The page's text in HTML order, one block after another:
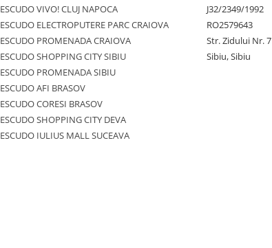
ESCUDO VIVO! CLUJ NAPOCA
ESCUDO ELECTROPUTERE PARC CRAIOVA
ESCUDO PROMENADA CRAIOVA
ESCUDO SHOPPING CITY SIBIU
ESCUDO PROMENADA SIBIU
ESCUDO AFI BRASOV
ESCUDO CORESI BRASOV
ESCUDO SHOPPING CITY DEVA
ESCUDO IULIUS MALL SUCEAVA
J32/2349/1992
RO2579643
Str. Zidului Nr. 7
Sibiu, Sibiu